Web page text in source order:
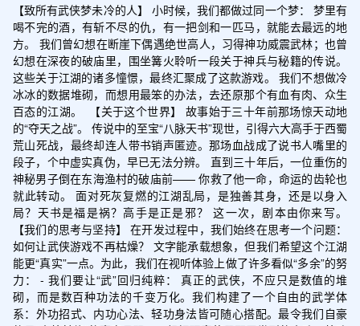
【致所有武侠梦未冷的人】 小时候，我们都做过同一个梦： 梦里有
喝不完的酒，有斩不尽的仇，有一把剑和一匹马，就能去最远的地
方。 我们曾幻想在断崖下偶遇绝世高人，习得神功威震武林；也曾
幻想在深夜的破庙里，围坐篝火聆听一段关于神兵与秘籍的传说。
这些关于江湖的诸多憧憬，最终汇聚成了这款游戏。 我们不想做冷
冰冰的数据堆砌，而想用最笨的办法，去还原那个有血有肉、众生
百态的江湖。  【关于这个世界】 故事始于三十年前那场惊天动地
的“夺天之战”。 传说中的至宝“八脉天书”现世，引得六大高手于西蜀
荒山死战，最终却连人带书销声匿迹。那场血战成了说书人嘴里的
段子，个中虚实真伪，早已无法分辨。 直到三十年后，一位重伤的
神秘男子倒在东海渔村的破庙前—— 你救了他一命，命运的齿轮也
就此转动。 面对死灰复燃的江湖乱局，是独善其身，还是以身入
局？天书是福是祸？高手是正是邪？ 这一次，剧本由你来写。
【我们的思考与坚持】 在开发过程中，我们始终在思考一个问题：
如何让武侠游戏不再枯燥？ 文字能承载想象，但我们希望这个江湖
能更“真实”一点。为此，我们在视听体验上做了许多看似“多余”的努
力： - 我们要让“武”回归纯粹： 真正的武侠，不应只是数值的堆
砌，而是数百种功法的千变万化。我们构建了一个自由的武学体
系：外功招式、内功心法、轻功身法皆可随心搭配。最令我们自豪